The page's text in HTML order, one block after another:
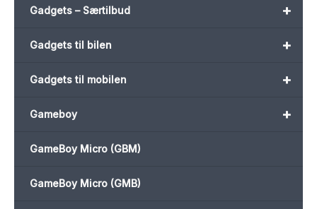
+
Gadgets – Særtilbud
+
Gadgets til bilen
+
Gadgets til mobilen
+
Gameboy
GameBoy Micro (GBM)
GameBoy Micro (GMB)